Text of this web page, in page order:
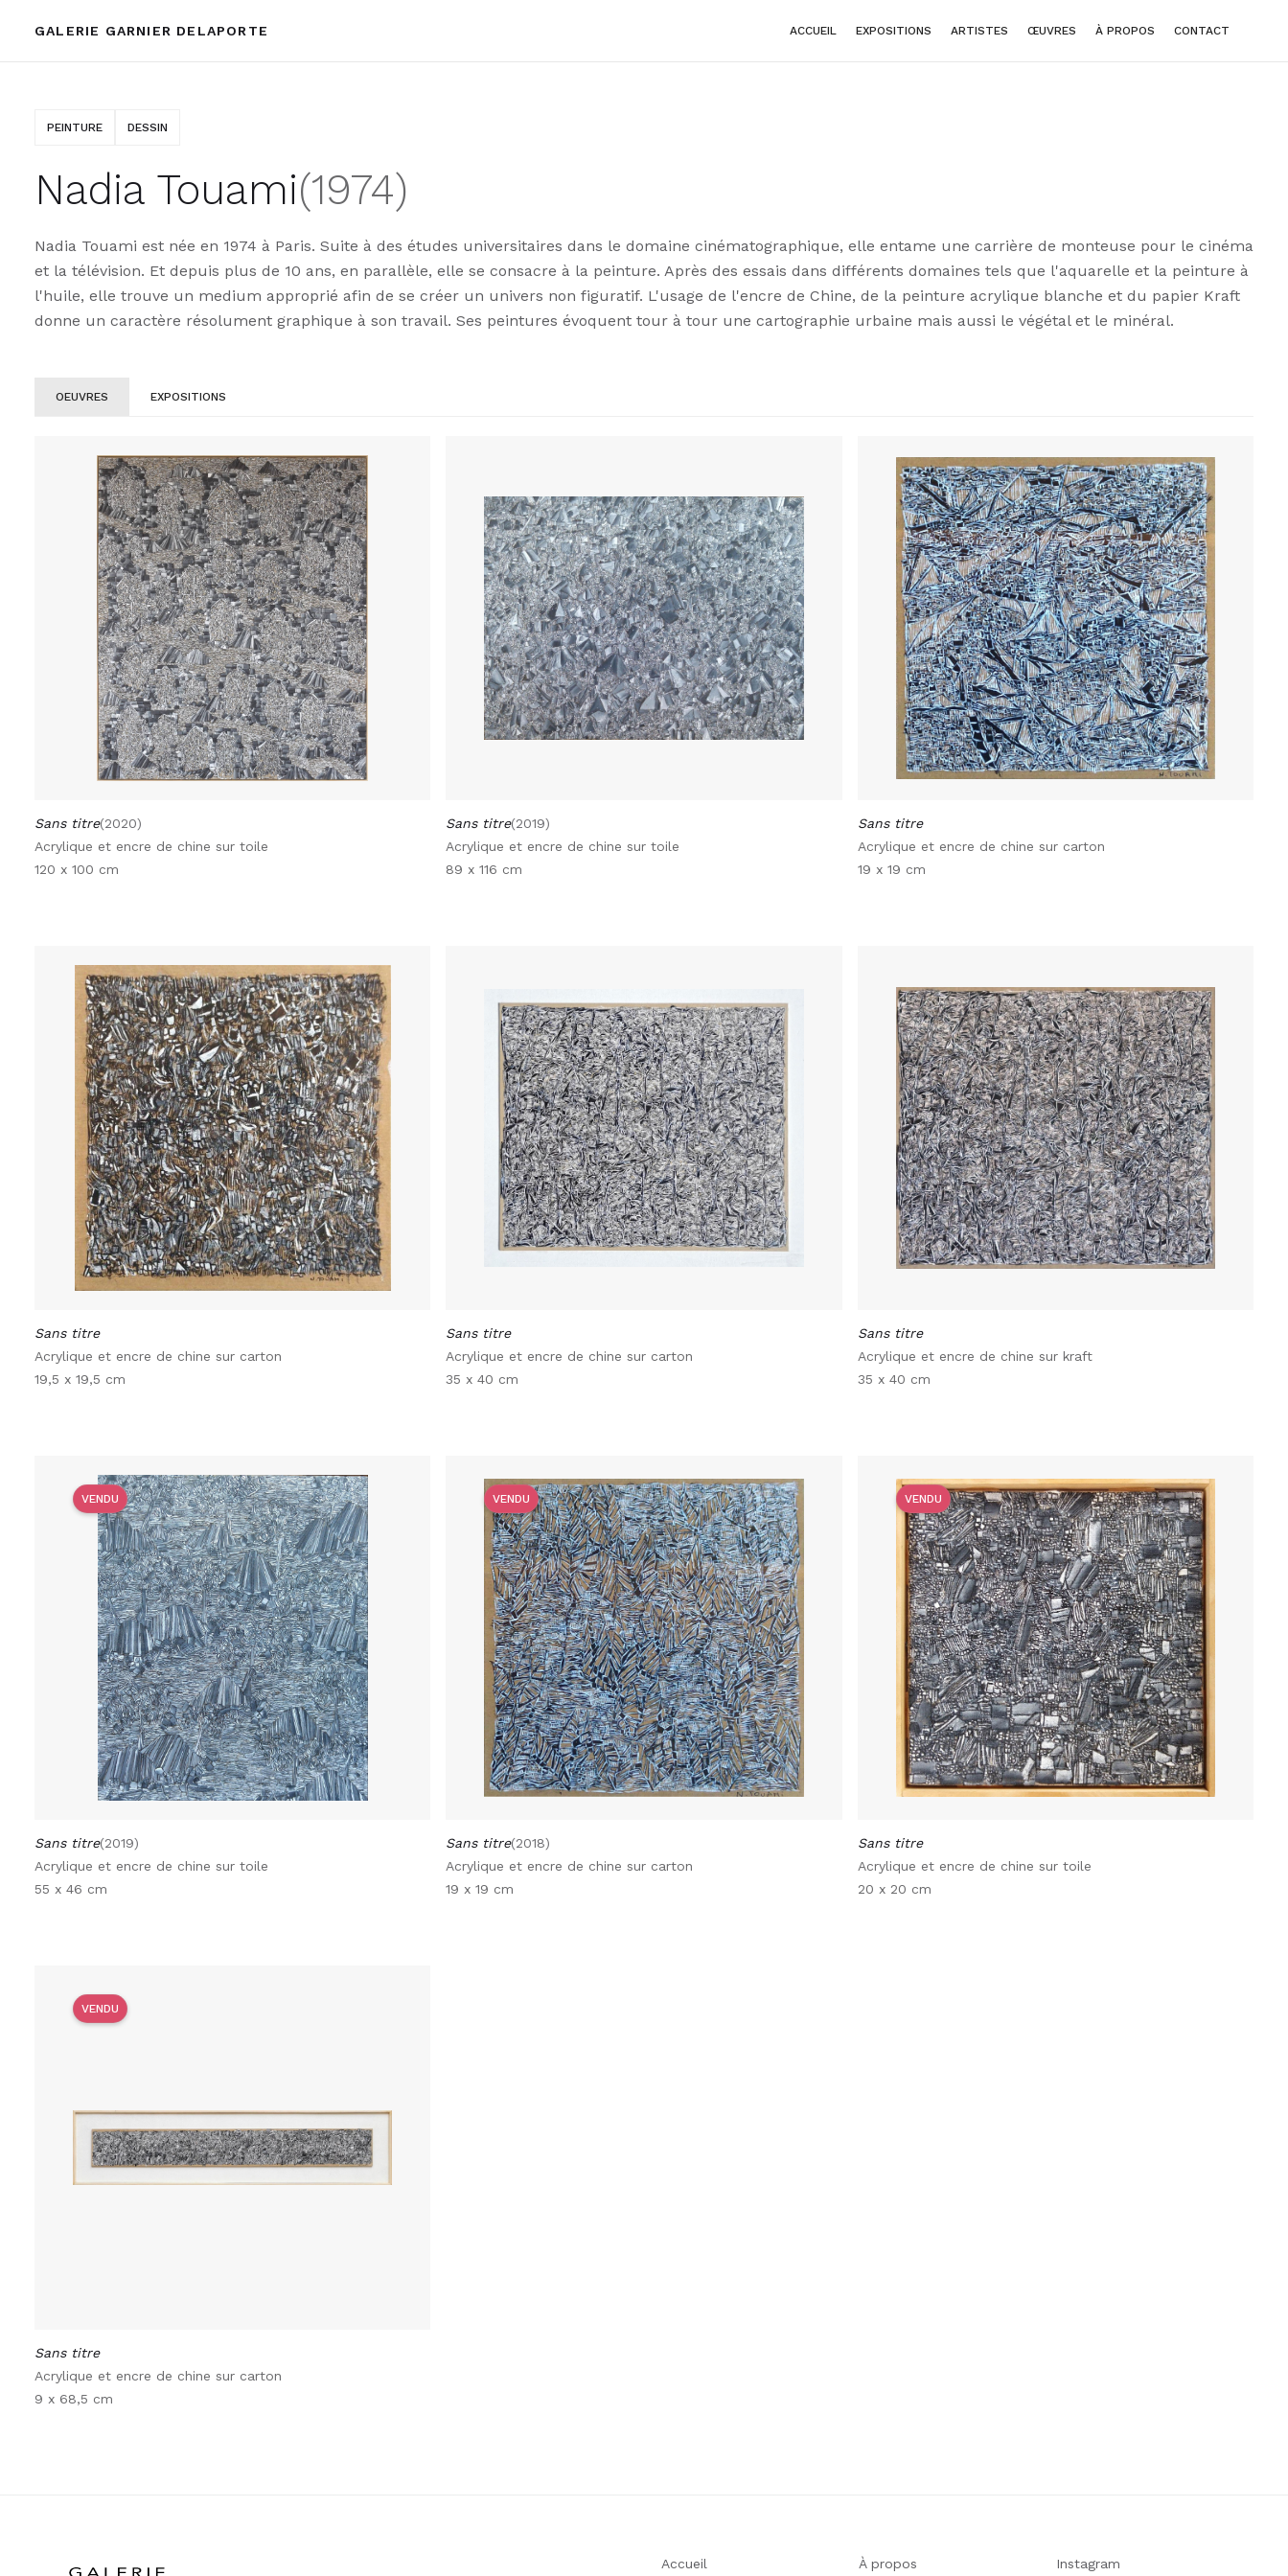
GALERIE GARNIER DELAPORTE ACCUEIL EXPOSITIONS ARTISTES ŒUVRES À PROPOS CONTACT
PEINTURE DESSIN
Nadia Touami(1974)
Nadia Touami est née en 1974 à Paris. Suite à des études universitaires dans le domaine cinématographique, elle entame une carrière de monteuse pour le cinéma
et la télévision. Et depuis plus de 10 ans, en parallèle, elle se consacre à la peinture. Après des essais dans différents domaines tels que l'aquarelle et la peinture à
l'huile, elle trouve un medium approprié afin de se créer un univers non figuratif. L'usage de l'encre de Chine, de la peinture acrylique blanche et du papier Kraft
donne un caractère résolument graphique à son travail. Ses peintures évoquent tour à tour une cartographie urbaine mais aussi le végétal et le minéral.
OEUVRES EXPOSITIONS
Sans titre(2020)
Acrylique et encre de chine sur toile
120 x 100 cm
Sans titre(2019)
Acrylique et encre de chine sur toile
89 x 116 cm
Sans titre
Acrylique et encre de chine sur carton
19 x 19 cm
Sans titre
Acrylique et encre de chine sur carton
19,5 x 19,5 cm
Sans titre
Acrylique et encre de chine sur carton
35 x 40 cm
Sans titre
Acrylique et encre de chine sur kraft
35 x 40 cm
VENDU
Sans titre(2019)
Acrylique et encre de chine sur toile
55 x 46 cm
VENDU
Sans titre(2018)
Acrylique et encre de chine sur carton
19 x 19 cm
VENDU
Sans titre
Acrylique et encre de chine sur toile
20 x 20 cm
VENDU
Sans titre
Acrylique et encre de chine sur carton
9 x 68,5 cm
Accueil Instagram
À propos